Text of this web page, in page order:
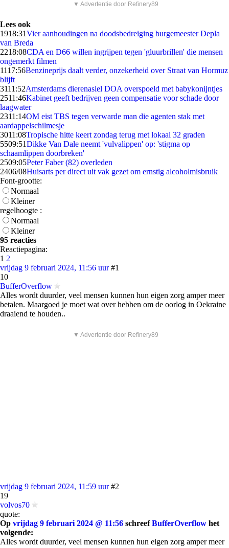
▼ Advertentie door Refinery89
Lees ook
1918:31Vier aanhoudingen na doodsbedreiging burgemeester Depla
van Breda
2218:08CDA en D66 willen ingrijpen tegen 'gluurbrillen' die mensen
ongemerkt filmen
1117:56Benzineprijs daalt verder, onzekerheid over Straat van Hormuz
blijft
3111:52Amsterdams dierenasiel DOA overspoeld met babykonijntjes
2511:46Kabinet geeft bedrijven geen compensatie voor schade door
laagwater
2311:14OM eist TBS tegen verwarde man die agenten stak met
aardappelschilmesje
3011:08Tropische hitte keert zondag terug met lokaal 32 graden
5509:51Dikke Van Dale neemt 'vulvalippen' op: 'stigma op
schaamlippen doorbreken'
2509:05Peter Faber (82) overleden
2406/08Huisarts per direct uit vak gezet om ernstig alcoholmisbruik
Font-grootte:
Normaal
Kleiner
regelhoogte :
Normaal
Kleiner
95 reacties
Reactiepagina:
1 2
vrijdag 9 februari 2024, 11:56 uur #1
10
BufferOverflow
Alles wordt duurder, veel mensen kunnen hun eigen zorg amper meer
betalen. Maargoed je moet wat over hebben om de oorlog in Oekraine
draaiend te houden..
▼ Advertentie door Refinery89
vrijdag 9 februari 2024, 11:59 uur #2
19
volvos70
quote:
Op vrijdag 9 februari 2024 @ 11:56 schreefBufferOverflow het
volgende:
Alles wordt duurder, veel mensen kunnen hun eigen zorg amper meer